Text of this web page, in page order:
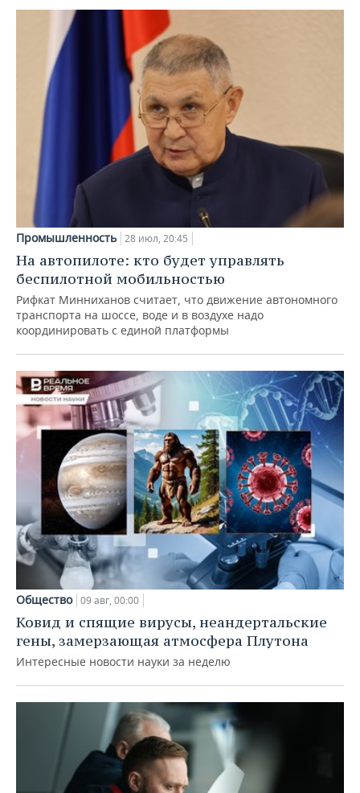
Промышленность 28 июл, 20:45
На автопилоте: кто будет управлять
беспилотной мобильностью
Рифкат Минниханов считает, что движение автономного
транспорта на шоссе, воде и в воздухе надо
координировать с единой платформы
Общество 09 авг, 00:00
Ковид и спящие вирусы, неандертальские
гены, замерзающая атмосфера Плутона
Интересные новости науки за неделю